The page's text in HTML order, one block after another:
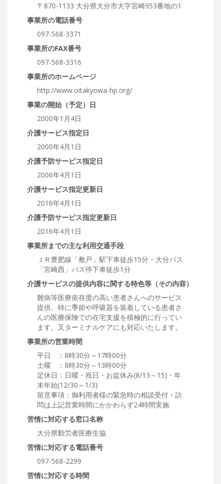
〒870-1133 大分県大分市大字宮崎953番地の1
事業所の電話番号
097-568-3371
事業所のFAX番号
097-568-3316
事業所のホームページ
http://www.oitakyowa-hp.org/
事業の開始（予定）日
2000年1月4日
介護サービス指定日
2000年4月1日
介護予防サービス指定日
2006年4月1日
介護サービス指定更新日
2016年4月1日
介護予防サービス指定更新日
2016年4月1日
事業所までの主な利用交通手段
ＪＲ豊肥線「敷戸」駅下車徒歩15分・大分バス
「宮崎西」バス停下車徒歩1分
介護サービスの提供内容に関する特色等（その内容）
難病等医療依存度の高い患者さんへのサービス
提供、特に季節や呼吸器を装着している患者さ
んの医療保険での在宅支援を積極的に行ってい
ます。又ターミナルケアにも対応いたします。
事業所の営業時間
平日 ：8時30分～17時00分
土曜 ：8時30分～13時00分
定休日：日曜・祝日・お盆休み(8/13～15)・年
末年始(12/30～1/3)
留意事項：御利用者様の緊急時の相談受付・訪
問は上記営業時間にかかわらず24時間実施
苦情に対応する窓口名称
大分県勤労者医療生協
苦情に対応する電話番号
097-568-2299
苦情に対応する時間